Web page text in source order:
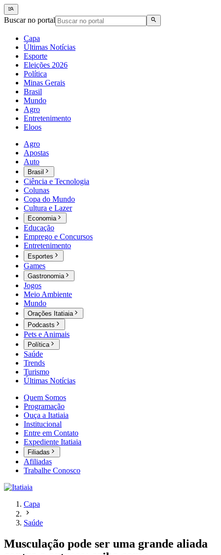
Buscar no portal
Capa
Últimas Notícias
Esporte
Eleições 2026
Política
Minas Gerais
Brasil
Mundo
Agro
Entretenimento
Eloos
Agro
Apostas
Auto
Brasil
Ciência e Tecnologia
Colunas
Copa do Mundo
Cultura e Lazer
Economia
Educação
Emprego e Concursos
Entretenimento
Esportes
Games
Gastronomia
Jogos
Meio Ambiente
Mundo
Orações Itatiaia
Podcasts
Pets e Animais
Política
Saúde
Trends
Turismo
Últimas Notícias
Quem Somos
Programação
Ouça a Itatiaia
Institucional
Entre em Contato
Expediente Itatiaia
Filiadas
Afiliadas
Trabalhe Conosco
Capa
Saúde
Musculação pode ser uma grande aliada